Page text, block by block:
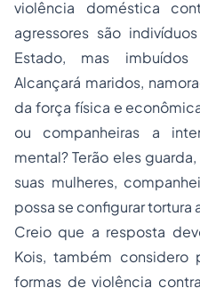
violência doméstica
agressores são
Estado, mas
Alcançará maridos,
da força física e
ou companheiras a
mental? Terão eles
suas mulheres,
possa se configurar tortura
Creio que a resposta
Kois, também considero
formas de violência